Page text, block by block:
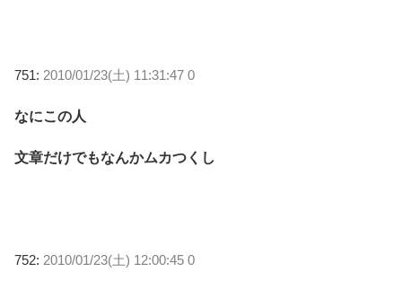
751: 2010/01/23(土) 11:31:47 0
なにこの人
文章だけでもなんかムカつくし
752: 2010/01/23(土) 12:00:45 0